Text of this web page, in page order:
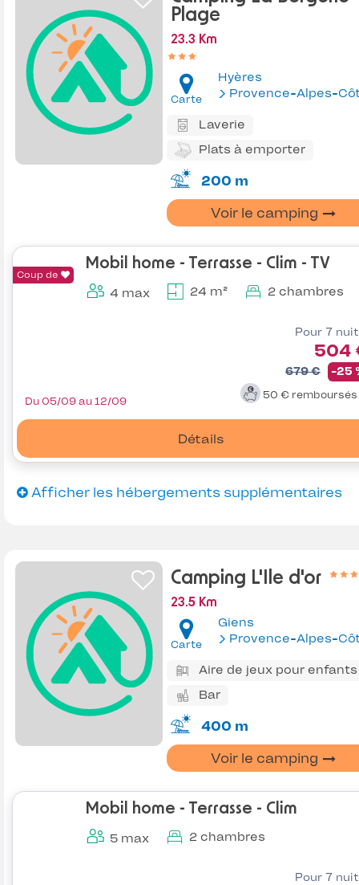
Plage
23.3 Km
Carte
Hyères
Provence-Alpes-Côte
Laverie
Plats à emporter
200 m
Voir le camping
Coup de
Mobil home - Terrasse - Clim - TV
4 max 24 m² 2 chambres
Pour 7
504
679 € -25
50 € remboursés
Détails
Du 05/09 au 12/09
Afficher les hébergements supplémentaires
Camping L'Ile d'or
23.5 Km
Carte
Giens
Provence-Alpes-Côte
Aire de jeux pour enfants
Bar
400 m
Voir le camping
Mobil home - Terrasse - Clim
5 max 2 chambres
Pour 7